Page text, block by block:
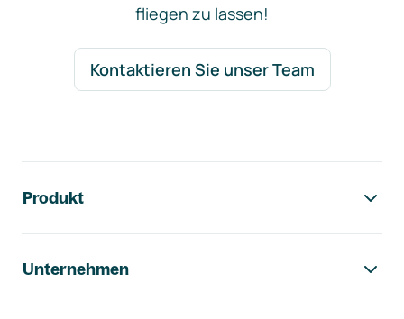
fliegen zu lassen!
Kontaktieren Sie unser Team
Produkt
Unternehmen